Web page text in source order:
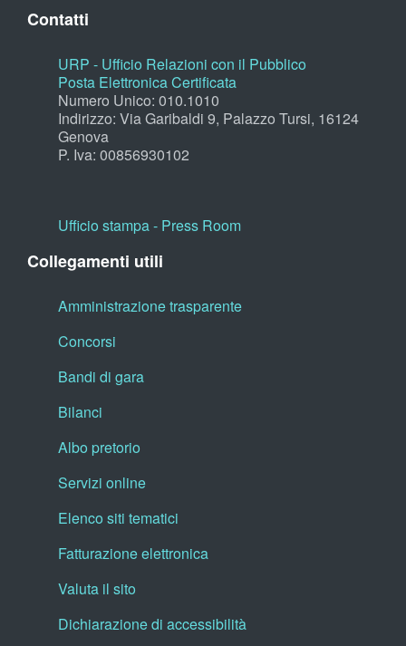
Contatti
URP - Ufficio Relazioni con il Pubblico
Posta Elettronica Certificata
Numero Unico: 010.1010
Indirizzo: Via Garibaldi 9, Palazzo Tursi, 16124
Genova
P. Iva: 00856930102
Ufficio stampa - Press Room
Collegamenti utili
Amministrazione trasparente
Concorsi
Bandi di gara
Bilanci
Albo pretorio
Servizi online
Elenco siti tematici
Fatturazione elettronica
Valuta il sito
Dichiarazione di accessibilità